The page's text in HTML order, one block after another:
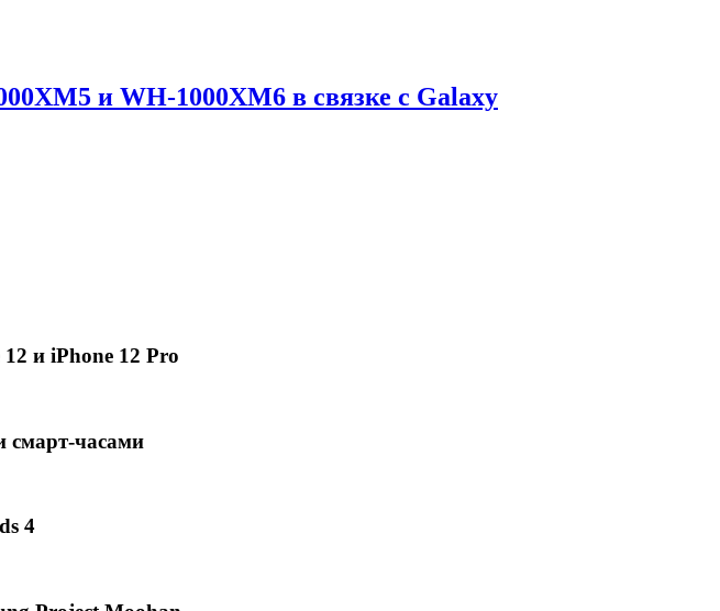
и WH-1000XM6 в связке с Galaxy
и iPhone 12 Pro
смарт-часами
4